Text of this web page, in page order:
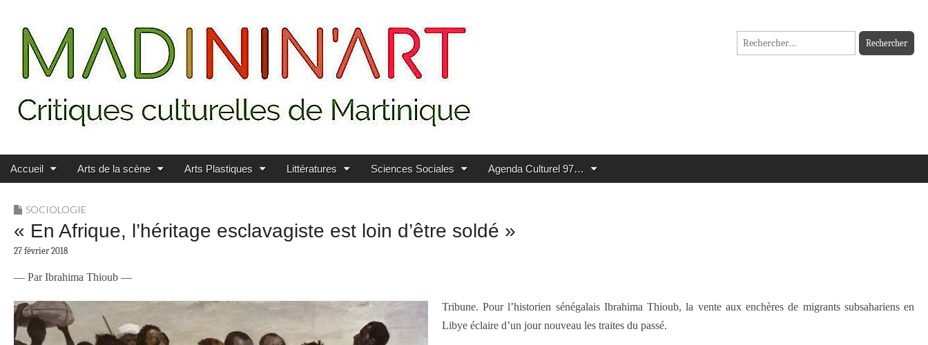
MADININ'ART
Rechercher :
Main menu
Skip to content
Accueil Arts de la scène Arts Plastiques Littératures Sciences Sociales Agenda Culturel 97…
SOCIOLOGIE
« En Afrique, l’héritage esclavagiste est loin d’être soldé »
27 février 2018
— Par Ibrahima Thioub —
Tribune. Pour l’historien sénégalais Ibrahima Thioub, la vente aux enchères de migrants subsahariens en
Libye éclaire d’un jour nouveau les traites du passé.